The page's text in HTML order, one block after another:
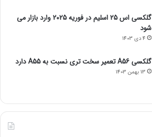
گلکسی اس 25 اسلیم در فوریه 2025 وارد بازار می
شود
4 دی 1403
گلکسی A56 تعمیر سخت تری نسبت به A55 دارد
13 بهمن 1403